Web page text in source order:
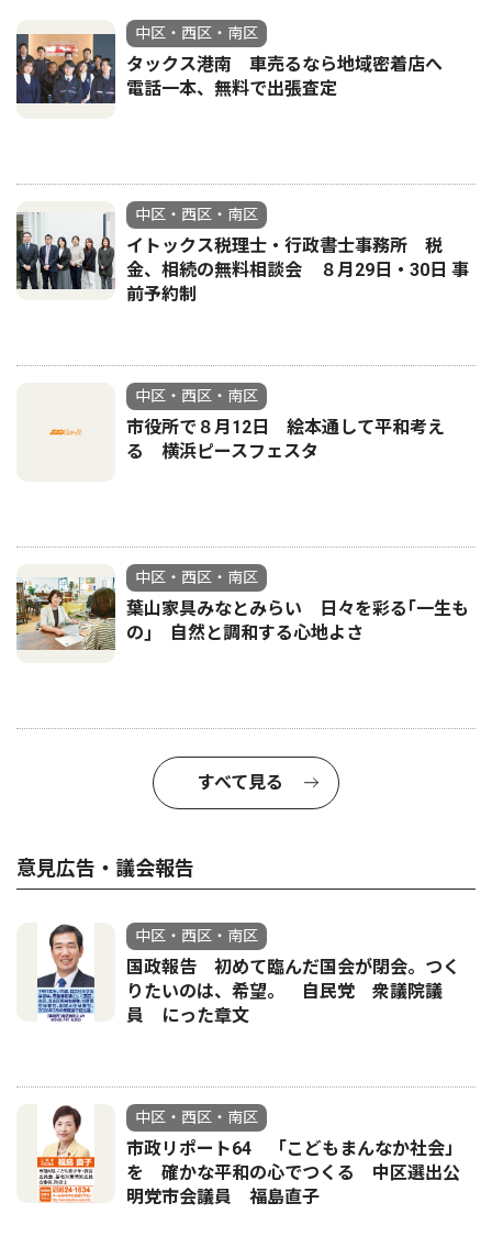
中区・西区・南区
タックス港南 車売るなら地域密着店へ
電話一本、無料で出張査定
中区・西区・南区
イトックス税理士・行政書士事務所 税
金、相続の無料相談会 ８月29日・30日 事
前予約制
中区・西区・南区
市役所で８月12日 絵本通して平和考え
る 横浜ピースフェスタ
中区・西区・南区
葉山家具みなとみらい 日々を彩る｢一生も
の｣ 自然と調和する心地よさ
すべて見る
意見広告・議会報告
中区・西区・南区
国政報告 初めて臨んだ国会が閉会。つく
りたいのは、希望。 自民党 衆議院議
員 にった章文
中区・西区・南区
市政リポート64 「こどもまんなか社会」
を 確かな平和の心でつくる 中区選出公
明党市会議員 福島直子